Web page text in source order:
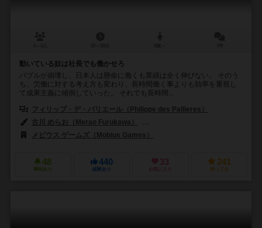
動いている奴は社長でも働かせろ
バブルが崩壊し、日本人は懸命に働くも業績は全く伸びない。 そのう
ち、労働に対する考え方も変わり、長時間働く事よりも効率を重視し
て成果主義に傾倒していった。 それでも長時間...
フィリップ・デ・パリエール（Philippe des Pallieres）
古川 めらお（Merao Furukawa）
メビウス ゲームズ（Mobius Games）
48
興味あり
440
経験あり
33
お気に入り
241
持ってる